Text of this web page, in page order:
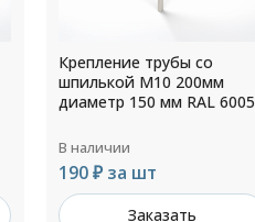
Крепление трубы со
шпилькой М10 200мм
диаметр 150 мм RAL 7004
В наличии
190 ₽ за шт
Заказать